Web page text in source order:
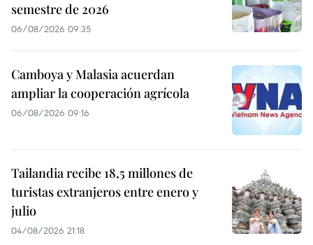
semestre de 2026
06/08/2026 09:35
Camboya y Malasia acuerdan
ampliar la cooperación agrícola
06/08/2026 09:16
Tailandia recibe 18,5 millones de
turistas extranjeros entre enero y
julio
04/08/2026 21:18